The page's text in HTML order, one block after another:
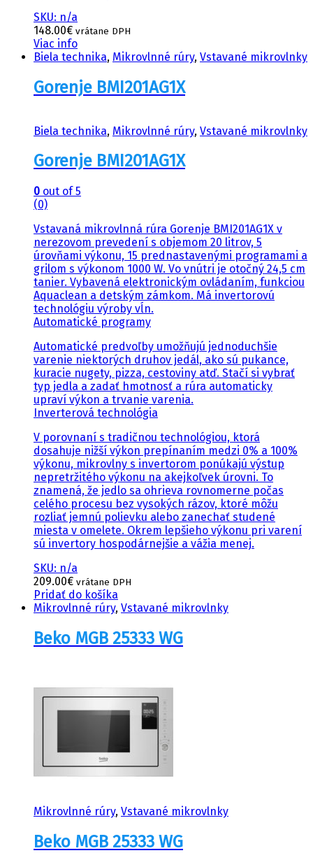
SKU: n/a
148.00€ vrátane DPH
Viac info
Biela technika, Mikrovlnné rúry, Vstavané mikrovlnky
Gorenje BMI201AG1X
Biela technika, Mikrovlnné rúry, Vstavané mikrovlnky
Gorenje BMI201AG1X
0 out of 5
(0)
Vstavaná mikrovlnná rúra Gorenje BMI201AG1X v
nerezovom prevedení s objemom 20 litrov, 5
úrovňami výkonu, 15 prednastavenými programami a
grilom s výkonom 1000 W. Vo vnútri je otočný 24,5 cm
tanier. Vybavená elektronickým ovládaním, funkciou
Aquaclean a detským zámkom. Má invertorovú
technológiu výroby vĺn.
Automatické programy
Automatické predvoľby umožňujú jednoduchšie
varenie niektorých druhov jedál, ako sú pukance,
kuracie nugety, pizza, cestoviny atď. Stačí si vybrať
typ jedla a zadať hmotnosť a rúra automaticky
upraví výkon a trvanie varenia.
Inverterová technológia
V porovnaní s tradičnou technológiou, ktorá
dosahuje nižší výkon prepínaním medzi 0% a 100%
výkonu, mikrovlny s invertorom ponúkajú výstup
nepretržitého výkonu na akejkoľvek úrovni. To
znamená, že jedlo sa ohrieva rovnomerne počas
celého procesu bez vysokých rázov, ktoré môžu
rozliať jemnú polievku alebo zanechať studené
miesta v omelete. Okrem lepšieho výkonu pri varení
sú invertory hospodárnejšie a vážia menej.
SKU: n/a
209.00€ vrátane DPH
Pridať do košíka
Mikrovlnné rúry, Vstavané mikrovlnky
Beko MGB 25333 WG
Mikrovlnné rúry, Vstavané mikrovlnky
Beko MGB 25333 WG